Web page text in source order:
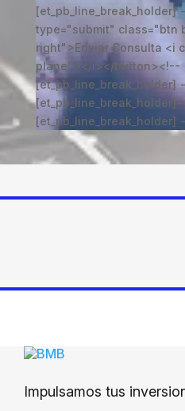
[et_pb_line_break_holder]
type="submit" class="btn
right">Enviar Consulta <i
plane"></i></button><!--
[et_pb_line_break_holder]
[et_pb_line_break_holder]
[et_pb_line_break_holder]
Impulsamos tus